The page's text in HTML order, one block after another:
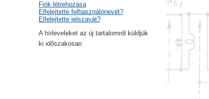
Fiók létrehozása
Elfelejtette felhasználónevét?
Elfelejtette jelszavát?
A hírleveleket az új tartalomról küldjük
ki időszakosan